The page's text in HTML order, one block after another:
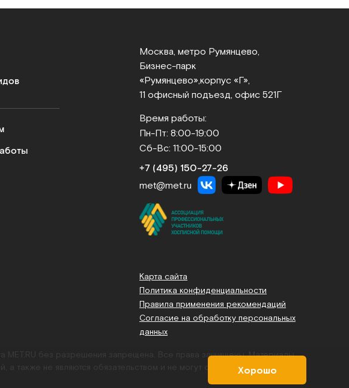
Москва, метро Румянцево,
Бизнес‑парк
«Румянцево», корпус «Г»,
11 офисный подъезд, офис 521Г
Время работы:
Пн-Пт: 8:00-19:00
Сб-Вс: 11:00-15:00
+7 (495) 150‑27‑26
met@met.ru
Карта сайта
Политика конфиденциальности
Правила применения рекомендаций
Согласие на обработку персональных
данных
MET.RU без разрешения запрещена. Все права защищены.Материалы,
также не являются обязательством и не могут служить основанием для
Хорошо